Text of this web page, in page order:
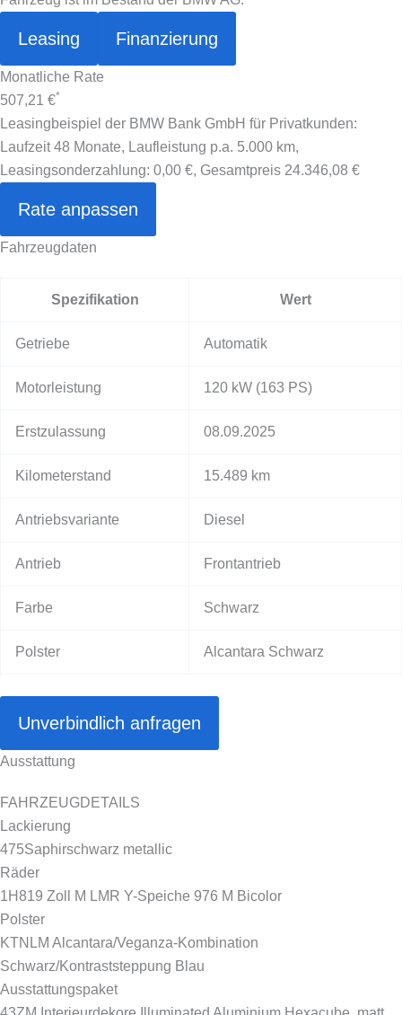
Leasing Finanzierung
Monatliche Rate
507,21 €*
Leasingbeispiel der BMW Bank GmbH für Privatkunden:
Laufzeit 48 Monate, Laufleistung p.a. 5.000 km,
Leasingsonderzahlung: 0,00 €, Gesamtpreis 24.346,08 €
Rate anpassen
Fahrzeugdaten
Spezifikation Wert
Getriebe Automatik
Motorleistung 120 kW (163 PS)
Erstzulassung 08.09.2025
Kilometerstand 15.489 km
Antriebsvariante Diesel
Antrieb Frontantrieb
Farbe Schwarz
Polster Alcantara Schwarz
Unverbindlich anfragen
Ausstattung
FAHRZEUGDETAILS
Lackierung
475Saphirschwarz metallic
Räder
1H819 Zoll M LMR Y-Speiche 976 M Bicolor
Polster
KTNLM Alcantara/Veganza-Kombination
Schwarz/Kontraststeppung Blau
Ausstattungspaket